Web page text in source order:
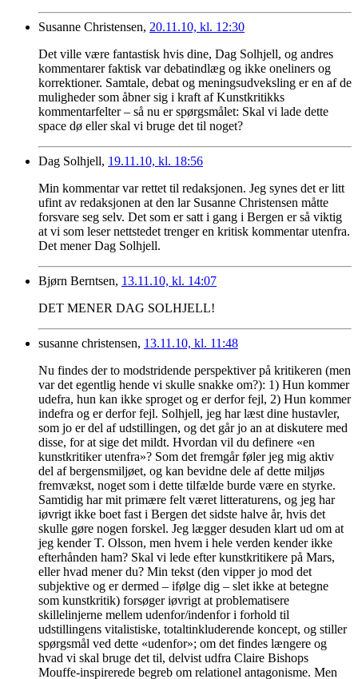
Susanne Christensen, 20.11.10, kl. 12:30
Det ville være fantastisk hvis dine, Dag Solhjell, og andres
kommentarer faktisk var debatindlæg og ikke oneliners og
korrektioner. Samtale, debat og meningsudveksling er en af de
muligheder som åbner sig i kraft af Kunstkritikks
kommentarfelter – så nu er spørgsmålet: Skal vi lade dette
space dø eller skal vi bruge det til noget?
Dag Solhjell, 19.11.10, kl. 18:56
Min kommentar var rettet til redaksjonen. Jeg synes det er litt
ufint av redaksjonen at den lar Susanne Christensen måtte
forsvare seg selv. Det som er satt i gang i Bergen er så viktig
at vi som leser nettstedet trenger en kritisk kommentar utenfra.
Det mener Dag Solhjell.
Bjørn Berntsen, 13.11.10, kl. 14:07
DET MENER DAG SOLHJELL!
susanne christensen, 13.11.10, kl. 11:48
Nu findes der to modstridende perspektiver på kritikeren (men
var det egentlig hende vi skulle snakke om?): 1) Hun kommer
udefra, hun kan ikke sproget og er derfor fejl, 2) Hun kommer
indefra og er derfor fejl. Solhjell, jeg har læst dine hustavler,
som jo er del af udstillingen, og det går jo an at diskutere med
disse, for at sige det mildt. Hvordan vil du definere «en
kunstkritiker utenfra»? Som det fremgår føler jeg mig aktiv
del af bergensmiljøet, og kan bevidne dele af dette miljøs
fremvækst, noget som i dette tilfælde burde være en styrke.
Samtidig har mit primære felt været litteraturens, og jeg har
iøvrigt ikke boet fast i Bergen det sidste halve år, hvis det
skulle gøre nogen forskel. Jeg lægger desuden klart ud om at
jeg kender T. Olsson, men hvem i hele verden kender ikke
efterhånden ham? Skal vi lede efter kunstkritikere på Mars,
eller hvad mener du? Min tekst (den vipper jo mod det
subjektive og er dermed – ifølge dig – slet ikke at betegne
som kunstkritik) forsøger iøvrigt at problematisere
skillelinjerne mellem udenfor/indenfor i forhold til
udstillingens vitalistiske, totaltinkluderende koncept, og stiller
spørgsmål ved dette «udenfor»; om det findes længere og
hvad vi skal bruge det til, delvist udfra Claire Bishops
Mouffe-inspirerede begreb om relationel antagonisme. Men